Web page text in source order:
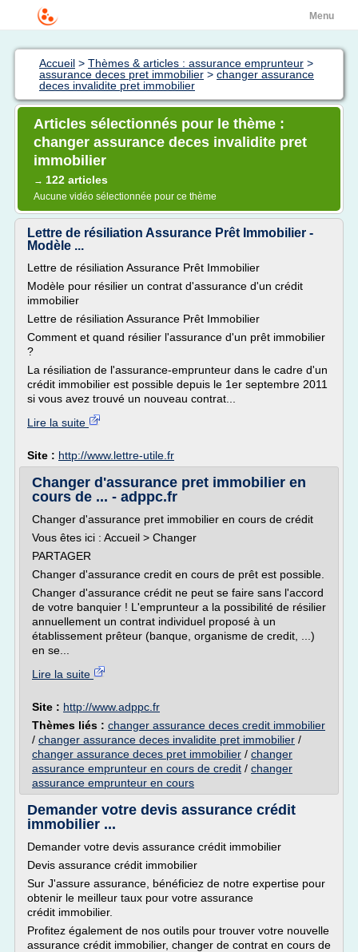
Menu
Accueil > Thèmes & articles : assurance emprunteur >
assurance deces pret immobilier > changer assurance
deces invalidite pret immobilier
Articles sélectionnés pour le thème :
changer assurance deces invalidite pret
immobilier
→ 122 articles
Aucune vidéo sélectionnée pour ce thème
Lettre de résiliation Assurance Prêt Immobilier -
Modèle ...
Lettre de résiliation Assurance Prêt Immobilier
Modèle pour résilier un contrat d'assurance d'un crédit
immobilier
Lettre de résiliation Assurance Prêt Immobilier
Comment et quand résilier l'assurance d'un prêt immobilier
?
La résiliation de l'assurance-emprunteur dans le cadre d'un
crédit immobilier est possible depuis le 1er septembre 2011
si vous avez trouvé un nouveau contrat...
Lire la suite
Site : http://www.lettre-utile.fr
Changer d'assurance pret immobilier en
cours de ... - adppc.fr
Changer d'assurance pret immobilier en cours de crédit
Vous êtes ici : Accueil > Changer
PARTAGER
Changer d'assurance credit en cours de prêt est possible.
Changer d'assurance crédit ne peut se faire sans l'accord
de votre banquier ! L'emprunteur a la possibilité de résilier
annuellement un contrat individuel proposé à un
établissement prêteur (banque, organisme de credit, ...)
en se...
Lire la suite
Site : http://www.adppc.fr
Thèmes liés : changer assurance deces credit immobilier
/ changer assurance deces invalidite pret immobilier /
changer assurance deces pret immobilier / changer
assurance emprunteur en cours de credit / changer
assurance emprunteur en cours
Demander votre devis assurance crédit
immobilier ...
Demander votre devis assurance crédit immobilier
Devis assurance crédit immobilier
Sur J'assure assurance, bénéficiez de notre expertise pour
obtenir le meilleur taux pour votre assurance
crédit immobilier.
Profitez également de nos outils pour trouver votre nouvelle
assurance crédit immobilier, changer de contrat en cours de